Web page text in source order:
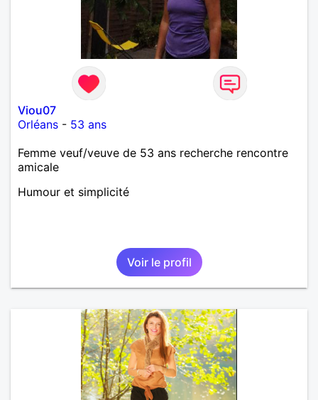
Viou07
Orléans - 53 ans
Femme veuf/veuve de 53 ans recherche rencontre
amicale
Humour et simplicité
Voir le profil